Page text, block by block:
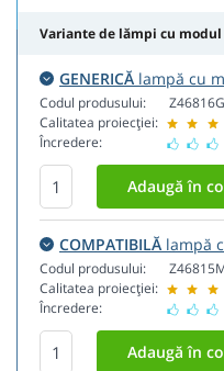
Variante de lămpi cu modul
GENERICĂ lampă cu
Codul produsului:
Calitatea proiecției:
Încredere:
COMPATIBILĂ lampă
Codul produsului:
Calitatea proiecției:
Încredere: